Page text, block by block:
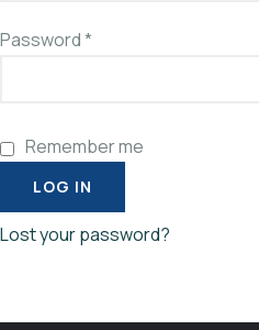
Password*
Remember me
LOG IN
Lost your password?